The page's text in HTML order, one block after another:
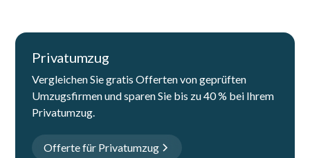
Privatumzug
Vergleichen Sie gratis Offerten von geprüften
Umzugsfirmen und sparen Sie bis zu 40 % bei Ihrem
Privatumzug.
Offerte für Privatumzug